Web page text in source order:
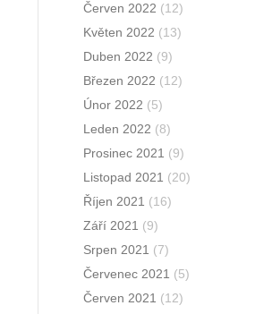
Červen 2022 (12)
Květen 2022 (13)
Duben 2022 (9)
Březen 2022 (12)
Únor 2022 (5)
Leden 2022 (8)
Prosinec 2021 (9)
Listopad 2021 (20)
Říjen 2021 (16)
Září 2021 (9)
Srpen 2021 (7)
Červenec 2021 (5)
Červen 2021 (12)